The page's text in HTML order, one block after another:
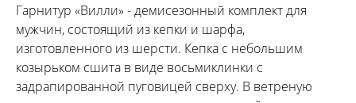
Гарнитур «Вилли» - демисезонный комплект для
мужчин, состоящий из кепки и шарфа,
изготовленного из шерсти. Кепка с небольшим
козырьком сшита в виде восьмиклинки с
задрапированной пуговицей сверху. В ветреную